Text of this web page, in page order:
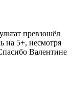
превзошёл
на 5+, несмотря
Валентине